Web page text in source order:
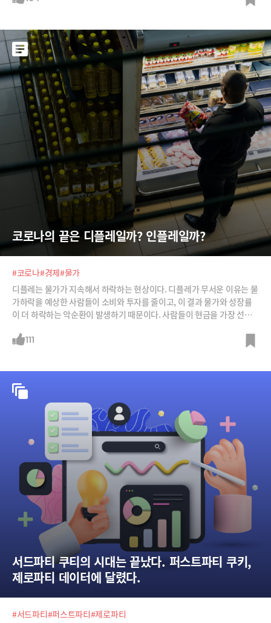
코로나의 끝은 디플레일까? 인플레일까?
#코로나#경제#물가
디플레는 물가가 지속해서 하락하는 현상이다. 디플레가 무서운 이유는 물
가하락을 예상한 사람들이 소비와 투자를 줄이고, 이 결과 물가와 성장률
이 더 하락하는 악순환이 발생하기 때문이다. 사람들이 현금을 가장 선호
0년의 늪에 빠진 것도 디플레에서 탈출하지 못했기 때문이다.위험하기는
111
서드파티 쿠티의 시대는 끝났다. 퍼스트파티 쿠키,
제로파티 데이터에 달렸다.
#서드파티#퍼스트파티#제로파티